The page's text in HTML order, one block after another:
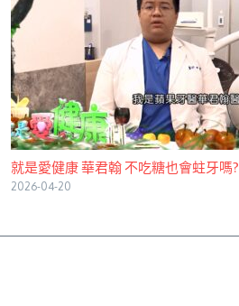
就是愛健康 華君翰 不吃糖也會蛀牙嗎?
2026-04-20